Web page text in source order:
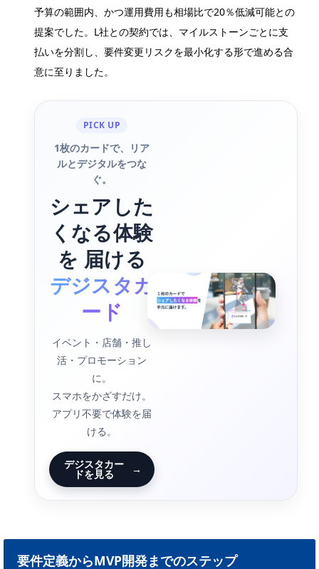
予算の範囲内、かつ運用費用も相場比で20％低減可能との
提案でした。L社との契約では、マイルストーンごとに支
払いを分割し、要件変更リスクを最小化する形で進める合
意に至りました。
PICK UP
1枚のカードで、リア
ルとデジタルをつな
ぐ。
シェアした
くなる体験
を 届ける
デジスタカ
ード
イベント・店舗・推し
活・プロモーション
に。
スマホをかざすだけ。
アプリ不要で体験を届
ける。
デジスタカー
ドを見る →
要件定義からMVP開発までのステップ